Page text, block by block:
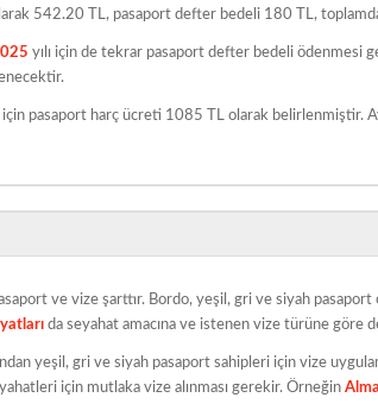
542.20 TL, pasaport defter bedeli 180 TL,
yılı için de tekrar pasaport defter bedeli ödenmesi
için pasaport harç ücreti 1085 TL olarak belirlenmiştir.
ve vize şarttır. Bordo, yeşil, gri ve siyah
da seyahat amacına ve istenen vize türüne göre
yeşil, gri ve siyah pasaport sahipleri için vize
için mutlaka vize alınması gerekir. Örneğin